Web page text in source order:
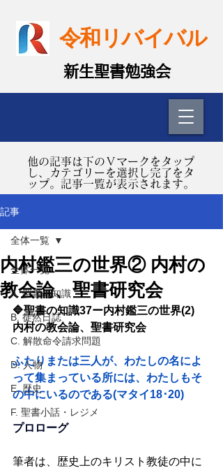
令和リバイバル
​新生聖書勉強会
​他の記事は下のＶマークをタップ
し、カテゴリーを選択し完了をタ
ップ。記事一覧が表示されます。
記事
全体一覧
A. 聖書の知識
B. 徒然日誌
C. 解散命令請求問題
D. 人物
E. 歴史
F. 聖書小話・レジメ
全体一覧
内村鑑三の世界② 内村の
教会論、聖書研究会
🔷聖書の知識37ー内村鑑三の世界(2)
内村の教会論、聖書研究会
ふたりまたは三人が、わたしの名によ
って集まっている所には、わたしもそ
の中にいるのである(マタイ18･20)
プロローグ
筆者は、歴史上のキリスト教徒の中に